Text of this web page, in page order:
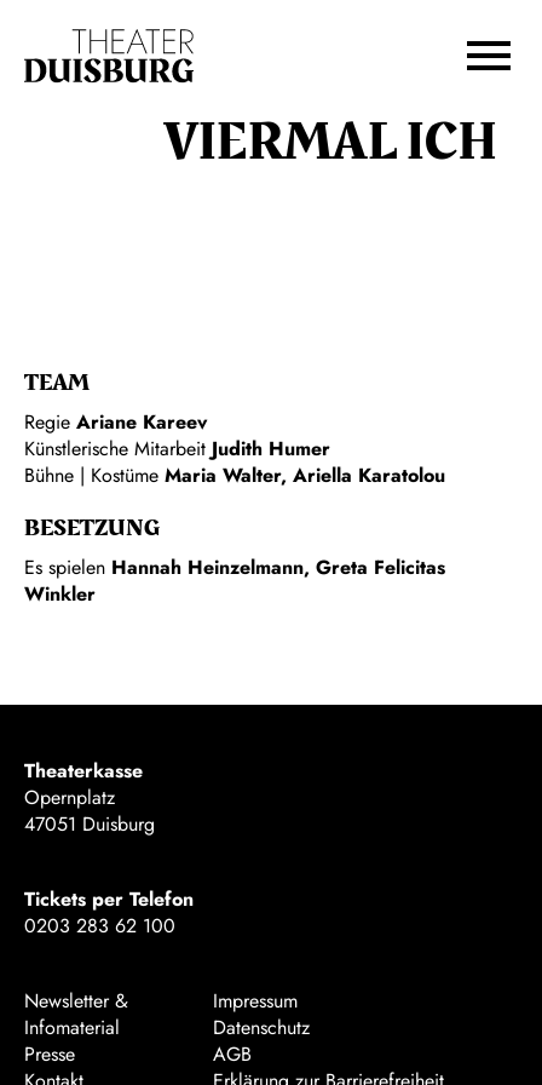
Zur Hauptnavigation springen
Zum Footer springen
VIERMAL ICH
TEAM
Regie Ariane Kareev
Künstlerische Mitarbeit Judith Humer
Bühne | Kostüme Maria Walter, Ariella Karatolou
BESETZUNG
Es spielen Hannah Heinzelmann, Greta Felicitas
Winkler
Theaterkasse
Opernplatz
47051 Duisburg
Tickets per Telefon
0203 283 62 100
Newsletter &
Infomaterial
Presse
Impressum
Datenschutz
AGB